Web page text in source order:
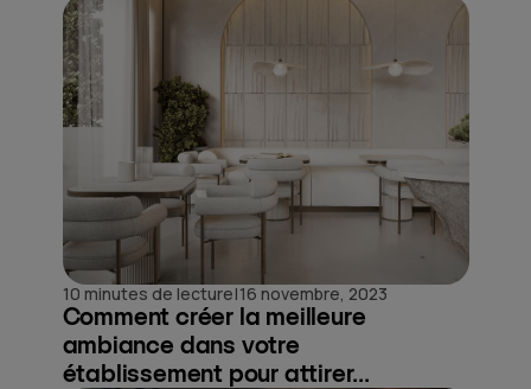
10 minutes de lecture|16 novembre, 2023
Comment créer la meilleure
ambiance dans votre
établissement pour attirer...